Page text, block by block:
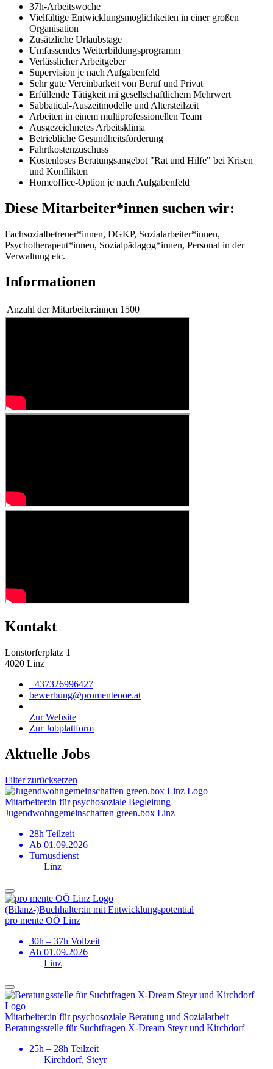
37h-Arbeitswoche
Vielfältige Entwicklungsmöglichkeiten in einer großen
Organisation
Zusätzliche Urlaubstage
Umfassendes Weiterbildungsprogramm
Verlässlicher Arbeitgeber
Supervision je nach Aufgabenfeld
Sehr gute Vereinbarkeit von Beruf und Privat
Erfüllende Tätigkeit mi gesellschaftlichem Mehrwert
Sabbatical-Auszeitmodelle und Altersteilzeit
Arbeiten in einem multiprofessionellen Team
Ausgezeichnetes Arbeitsklima
Betriebliche Gesundheitsförderung
Fahrtkostenzuschuss
Kostenloses Beratungsangebot "Rat und Hilfe" bei Krisen
und Konflikten
Homeoffice-Option je nach Aufgabenfeld
Diese Mitarbeiter*innen suchen wir:
Fachsozialbetreuer*innen, DGKP, Sozialarbeiter*innen,
Psychotherapeut*innen, Sozialpädagog*innen, Personal in der
Verwaltung etc.
Informationen
Anzahl der Mitarbeiter:innen 1500
Kontakt
Lonstorferplatz 1
4020 Linz
+437326996427
bewerbung@promenteooe.at
Zur Website
Zur Jobplattform
Aktuelle Jobs
Filter zurücksetzen
Mitarbeiter:in für psycho­soziale Begleitung
Jugendwohngemeinschaften green.box Linz
28h Teilzeit
Ab 01.09.2026
Turnusdienst
Linz
(Bilanz-)­Buchhalter:in mit Entwicklungs­potential
pro mente OÖ Linz
30h – 37h Vollzeit
Ab 01.09.2026
Linz
Mitarbeiter:in für psycho­soziale Beratung und Sozialarbeit
Beratungsstelle für Suchtfragen X-Dream Steyr und Kirchdorf
25h – 28h Teilzeit
Kirchdorf, Steyr